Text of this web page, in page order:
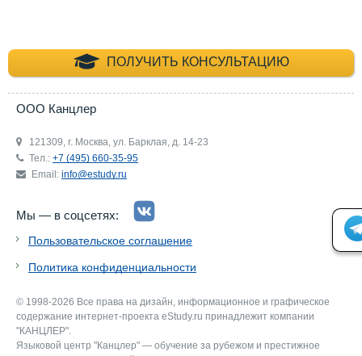
ПОЛУЧИТЬ КОНСУЛЬТАЦИЮ
+7 (495) 660-35-
ООО Канцлер
121309, г. Москва, ул. Барклая, д. 14-23
Тел.: +7 (495) 660-35-95
Email: info@estudy.ru
Мы — в соцсетях:
Пользовательское соглашение
Политика конфиденциальности
© 1998-2026 Все права на дизайн, информационное и графическое
содержание интернет-проекта eStudy.ru принадлежит компании
"КАНЦЛЕР".
Языковой центр "Канцлер" — обучение за рубежом и престижное